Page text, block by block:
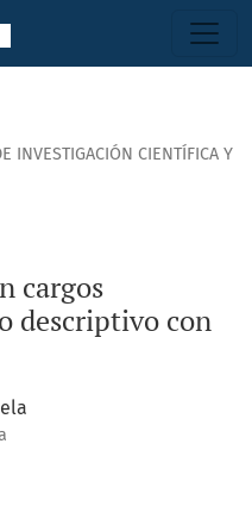
INVESTIGACIÓN CIENTÍFICA Y
cargos
descriptivo con